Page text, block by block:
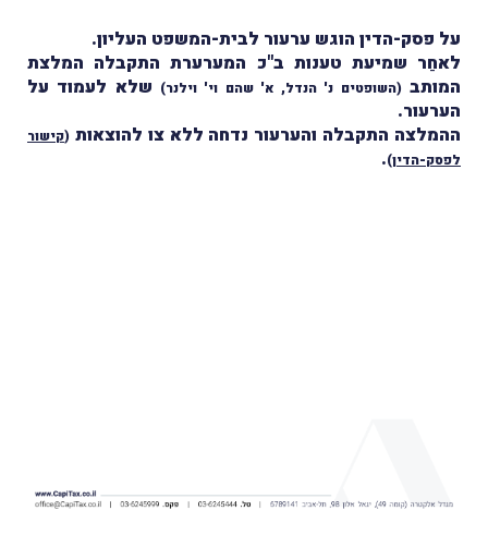
על פסק-הדין הוגש ערעור לבית-המשפט העליון.
לאחַר שמיעת טענות ב"כ המערערת התקבלה המלצת
המותב (השופטים נ' הנדל, א' שהם וי' וילנר) שלא לעמוד על
הערעור.
ההמלצה התקבלה והערעור נדחה ללא צו להוצאות (קישור
לפסק-הדין)
.